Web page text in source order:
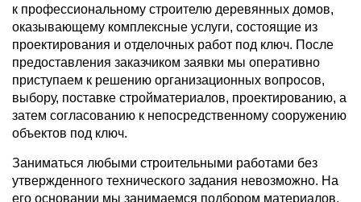
к профессиональному строителю деревянных домов,
оказывающему комплексные услуги, состоящие из
проектирования и отделочных работ под ключ. После
предоставления заказчиком заявки мы оперативно
приступаем к решению организационных вопросов,
выбору, поставке стройматериалов, проектированию, а
затем согласованию к непосредственному сооружению
объектов под ключ.
Заниматься любыми строительными работами без
утвержденного технического задания невозможно. На
его основании мы занимаемся подбором материалов,